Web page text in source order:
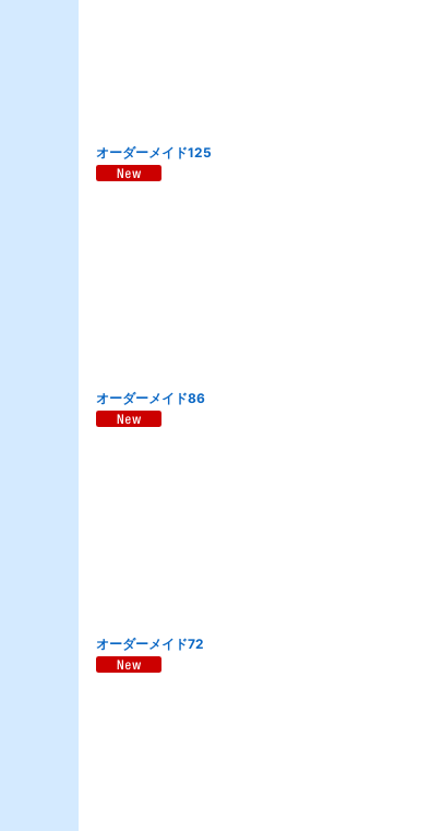
オーダーメイド125
オーダーメイド86
オーダーメイド72